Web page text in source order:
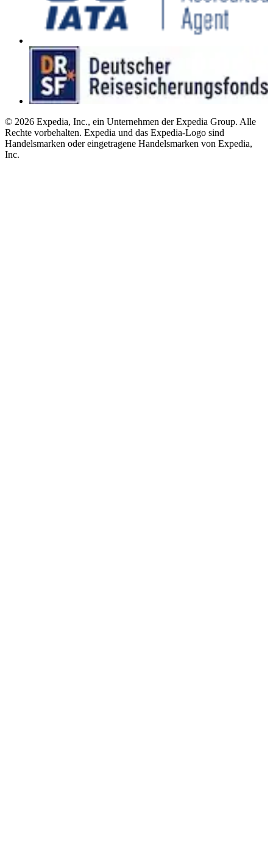
© 2026 Expedia, Inc., ein Unternehmen der Expedia Group. Alle
Rechte vorbehalten. Expedia und das Expedia-Logo sind
Handelsmarken oder eingetragene Handelsmarken von Expedia,
Inc.